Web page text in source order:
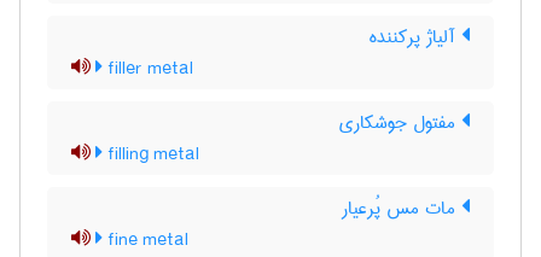
آلیاژ پرکننده
filler metal
مفتول جوشکاری
filling metal
مات مس پُرعیار
fine metal